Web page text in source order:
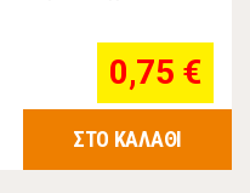
0,75 €
ΣΤΟ ΚΑΛΑΘΙ